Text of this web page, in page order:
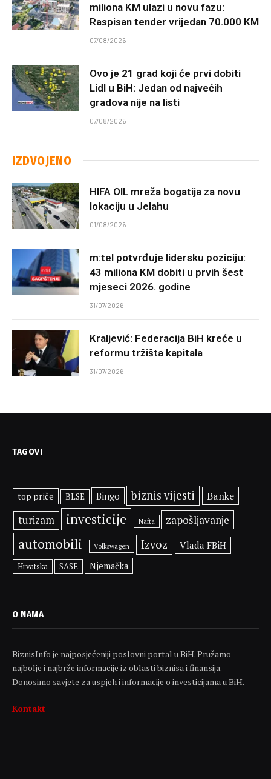
miliona KM ulazi u novu fazu:
Raspisan tender vrijedan 70.000 KM
07/08/2026
Ovo je 21 grad koji će prvi dobiti
Lidl u BiH: Jedan od najvećih
gradova nije na listi
07/08/2026
IZDVOJENO
HIFA OIL mreža bogatija za novu
lokaciju u Jelahu
01/08/2026
m:tel potvrđuje lidersku poziciju:
43 miliona KM dobiti u prvih šest
mjeseci 2026. godine
31/07/2026
Kraljević: Federacija BiH kreće u
reformu tržišta kapitala
31/07/2026
TAGOVI
top priče BLSE Bingo biznis vijesti
Banke
turizam
investicije Nafta zapošljavanje
automobili Volkswagen Izvoz Vlada FBiH
Hrvatska SASE Njemačka
O NAMA
BiznisInfo je najposjećeniji poslovni portal u BiH. Pružamo
najbolje i najbrže informacije iz oblasti biznisa i finansija.
Donosimo savjete za uspjeh i informacije o investicijama u BiH.
Kontakt